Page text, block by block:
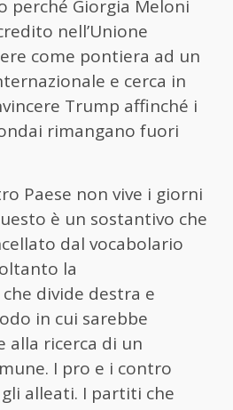
perché Giorgia Meloni
nell’Unione
come pontiera ad un
e cerca in
Trump affinché i
rimangano fuori
Paese non vive i giorni
è un sostantivo che
dal vocabolario
la
divide destra e
in cui sarebbe
alla ricerca di un
I pro e i contro
alleati. I partiti che